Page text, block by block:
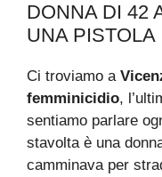
DONNA DI 42
UNA PISTOLA
Ci troviamo a
femminicidio,
sentiamo parlare
stavolta è una
camminava per